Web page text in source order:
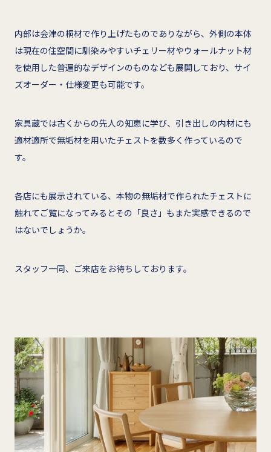
内部は会津の桐材で作り上げたものでありながら、外側の本体
は現在の住空間に馴染みやすいチェリー材やウォールナット材
を使用した普遍的なデザインのものなども展開しており、サイ
ズオーダー・仕様変更も可能です。
家具蔵では古くからの先人の知恵に学び、引き出しの内材にも
適材適所で無垢材を用いたチェストを数多く作っているので
す。
各店にも展示されている、本物の無垢材で作られたチェストに
触れてご覧になってみるとその「良さ」もまた実感できるので
はないでしょうか。
スタッフ一同、ご来店をお待ちしております。